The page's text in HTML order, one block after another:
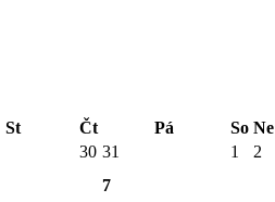
St Čt Pá So Ne
30 31 1
2
7